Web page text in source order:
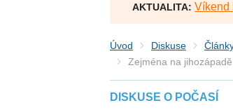
AKTUALITA: Víkend
Úvod Diskuse
Zejména na
DISKUSE O POČASÍ